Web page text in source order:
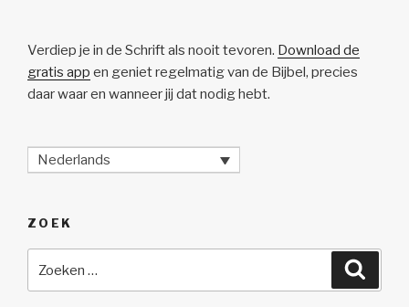
Verdiep je in de Schrift als nooit tevoren. Download de
gratis app en geniet regelmatig van de Bijbel, precies
daar waar en wanneer jij dat nodig hebt.
Nederlands
ZOEK
naar: